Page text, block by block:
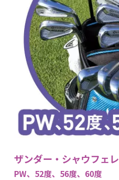
ザンダー・シャウフェレ
PW、52度、56度、60度